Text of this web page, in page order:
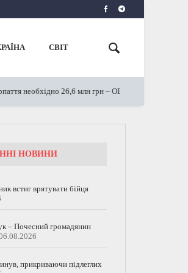
СВІТ
необхідно 26,6 млн грн – ОВА
НОВИНИ
встиг врятувати бійця
– Почесний громадянин
прикриваючи підлеглих